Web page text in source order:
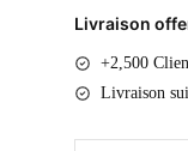
Livraison
+2,500
Livraison